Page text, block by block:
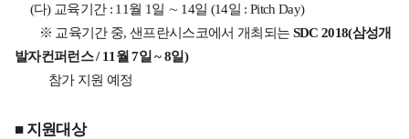
(다) 교육기간 : 11월 1일 ∼ 14일 (14일 : Pitch Day)
※ 교육기간 중,샌프란시스코에서 개최되는 SDC 2018(삼성개
발자컨퍼런스/ 11 월7일~ 8일)
참가 지원 예정
■ 지원대상